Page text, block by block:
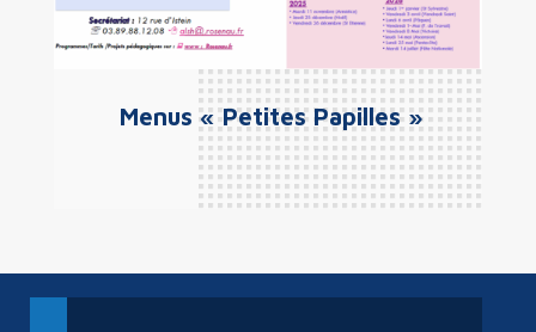
Menus «Petites Papilles »